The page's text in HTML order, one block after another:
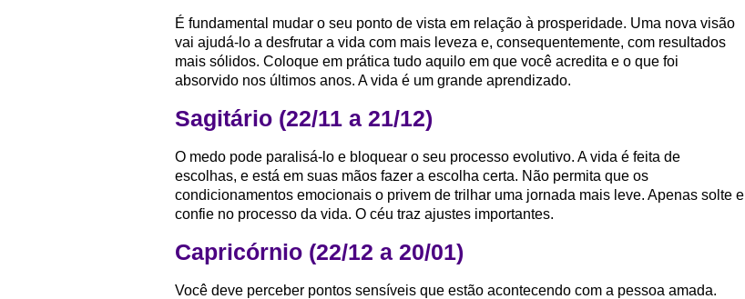
É fundamental mudar o seu ponto de vista em relação à prosperidade. Uma nova visão
vai ajudá-lo a desfrutar a vida com mais leveza e, consequentemente, com resultados
mais sólidos. Coloque em prática tudo aquilo em que você acredita e o que foi
absorvido nos últimos anos. A vida é um grande aprendizado.
Sagitário (22/11 a 21/12)
O medo pode paralisá-lo e bloquear o seu processo evolutivo. A vida é feita de
escolhas, e está em suas mãos fazer a escolha certa. Não permita que os
condicionamentos emocionais o privem de trilhar uma jornada mais leve. Apenas solte e
confie no processo da vida. O céu traz ajustes importantes.
Capricórnio (22/12 a 20/01)
Você deve perceber pontos sensíveis que estão acontecendo com a pessoa amada.